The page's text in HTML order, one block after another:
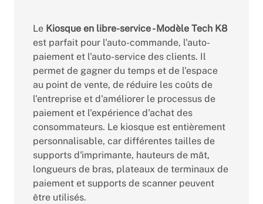
Le Kiosque en libre-service - Modèle Tech K8
est parfait pour l'auto-commande, l'auto-
paiement et l'auto-service des clients. Il
permet de gagner du temps et de l'espace
au point de vente, de réduire les coûts de
l'entreprise et d'améliorer le processus de
paiement et l'expérience d'achat des
consommateurs. Le kiosque est entièrement
personnalisable, car différentes tailles de
supports d'imprimante, hauteurs de mât,
longueurs de bras, plateaux de terminaux de
paiement et supports de scanner peuvent
être utilisés.